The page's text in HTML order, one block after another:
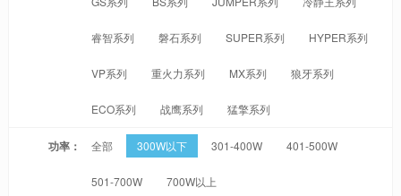
睿智系列 磐石系列 SUPER系列 HYPER系列
VP系列 重火力系列 MX系列 狼牙系列
ECO系列 战鹰系列 猛擎系列
功率： 全部 300W以下 301-400W 401-500W
501-700W 700W以上